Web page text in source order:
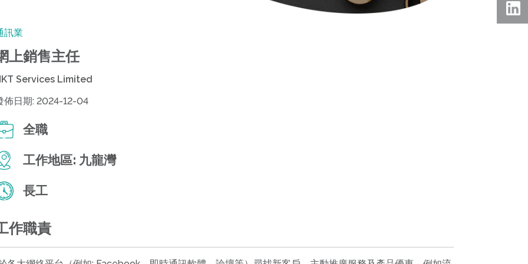
訊業
上銷售主任
Services Limited
佈日期: 2024-12-04
全職
工作地區: 九龍灣
長工
作職責